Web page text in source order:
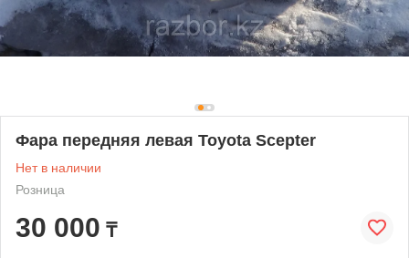
Фара передняя левая Toyota Scepter
Нет в наличии
Розница
30 000 ₸